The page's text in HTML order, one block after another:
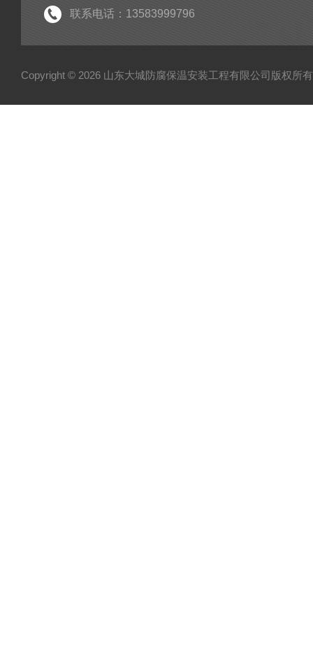
联系电话：13583999796
Copyright © 2026 山东大城防腐保温安装工程有限公司版权所